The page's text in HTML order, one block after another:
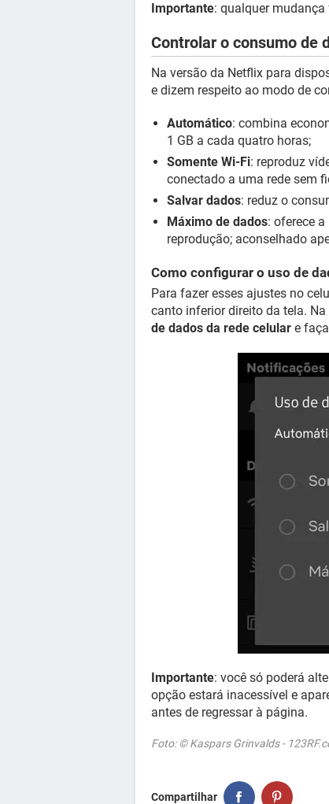
Importante: qualquer
Controlar o consumo de
Na versão da Netflix para
e dizem respeito ao modo de
Automático: combina
1 GB a cada quatro horas;
Somente Wi-Fi: reproduz
conectado a uma rede sem
Salvar dados: reduz o
Máximo de dados: oferece
reprodução; aconselhado
Como configurar o uso de
Para fazer esses ajustes no
canto inferior direito da tela. Na
de dados da rede celular e
Importante: você só poderá
opção estará inacessível e
antes de regressar à página.
Foto: © Kaspars Grinvalds -
Compartilhar